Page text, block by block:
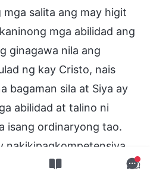
salita ang may higit
mga abilidad ang
ginagawa nila ang
ng kay Cristo, nais
bagaman sila at Siya ay
abilidad at talino ni
isang ordinaryong tao.
nakikipagkompetensiya